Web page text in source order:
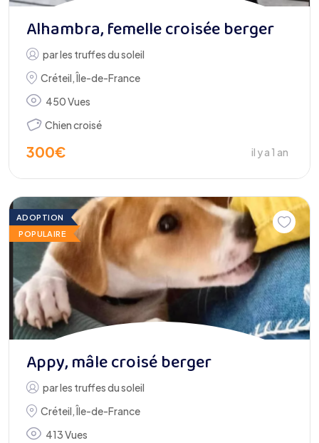
Alhambra, femelle croisée berger
parles truffes du soleil
Créteil,Île-de-France
450 Vues
Chien croisé
300€ il y a 1 an
ADOPTION
POPULAIRE
Appy, mâle croisé berger
parles truffes du soleil
Créteil,Île-de-France
413 Vues